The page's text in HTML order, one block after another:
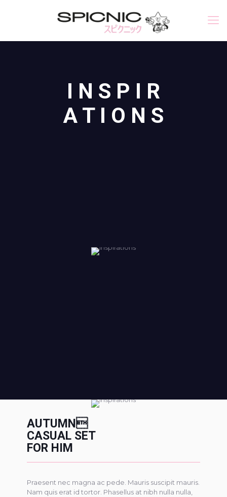
I N S P I R
A T I O N S
AUTUMN
CASUAL SET
FOR HIM
Praesent nec magna ac pede. Mauris suscipit mauris.
Nam quis erat id tortor. Phasellus at nibh nulla nulla,